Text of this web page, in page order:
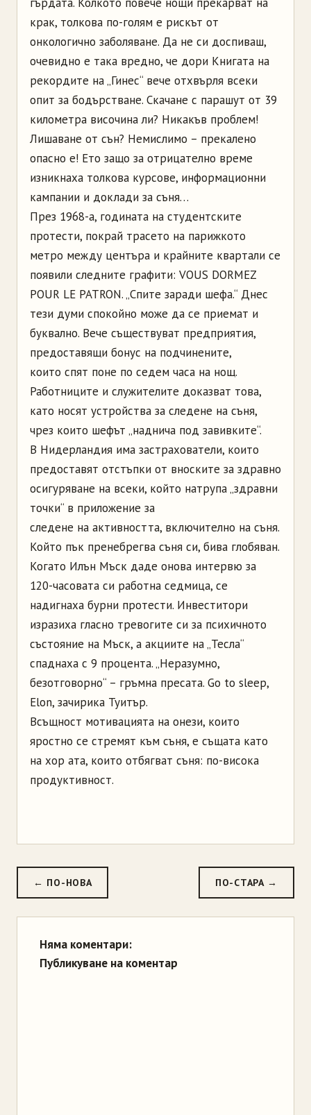
крак, толкова по-голям е рискът от
онкологично заболяване. Да не си доспиваш,
очевидно е така вредно, че дори Книгата на
рекордите на „Гинес“ вече отхвърля всеки
опит за бодърстване. Скачане с парашут от 39
километра височина ли? Никакъв проблем!
Лишаване от сън? Немислимо – прекалено
опасно е! Ето защо за отрицателно време
изникнаха толкова курсове, информационни
кампании и доклади за съня…
През 1968-а, годината на студентските
протести, покрай трасето на парижкото
метро между центъра и крайните квартали се
появили следните графити: VOUS DORMEZ
POUR LE PATRON. „Спите заради шефа.“ Днес
тези думи спокойно може да се приемат и
буквално. Вече съществуват предприятия,
предоставящи бонус на подчинените,
които спят поне по седем часа на нощ.
Работниците и служителите доказват това,
като носят устройства за следене на съня,
чрез които шефът „наднича под завивките“.
В Нидерландия има застрахователи, които
предоставят отстъпки от вноските за здравно
осигуряване на всеки, който натрупа „здравни
точки“ в приложение за
следене на активността, включително на съня.
Който пък пренебрегва съня си, бива глобяван.
Когато Илън Мъск даде онова интервю за
120-часовата си работна седмица, се
надигнаха бурни протести. Инвеститори
изразиха гласно тревогите си за психичното
състояние на Мъск, а акциите на „Тесла“
спаднаха с 9 процента. „Неразумно,
безотговорно“ – гръмна пресата. Go to sleep,
Elon, зачирика Туитър.
Всъщност мотивацията на онези, които
яростно се стремят към съня, е същата като
на хор ата, които отбягват съня: по-висока
продуктивност.
← ПО-НОВА ПО-СТАРА →
Няма коментари:
Публикуване на коментар